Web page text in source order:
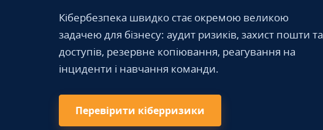
Кібербезпека швидко стає окремою великою
задачею для бізнесу: аудит ризиків, захист пошти та
доступів, резервне копіювання, реагування на
інциденти і навчання команди.
Перевірити кіберризики